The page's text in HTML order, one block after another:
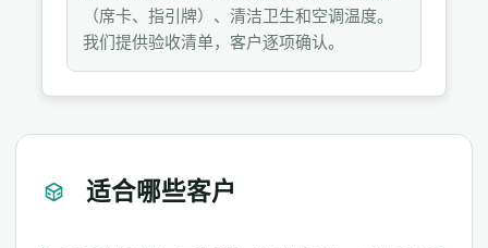
（席卡、指引牌）、清洁卫生和空调温度。
我们提供验收清单，客户逐项确认。
适合哪些客户